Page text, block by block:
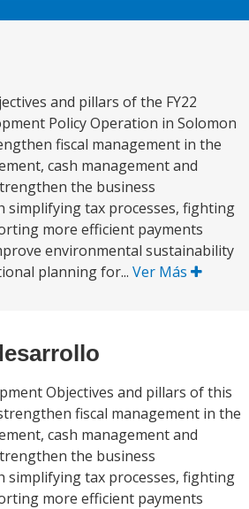
and pillars of the FY22
Policy Operation in Solomon
fiscal management in the
cash management and
the business
tax processes, fighting
more efficient payments
environmental sustainability
planning for... Ver Más
Objectives and pillars of this
fiscal management in the
cash management and
the business
tax processes, fighting
more efficient payments